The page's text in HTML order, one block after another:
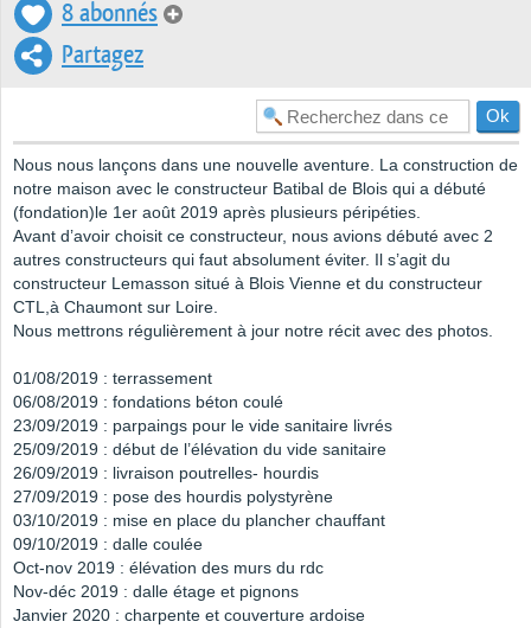
8 abonnés
Partagez
Nous nous lançons dans une nouvelle aventure. La construction de
notre maison avec le constructeur Batibal de Blois qui a débuté
(fondation)le 1er août 2019 après plusieurs péripéties.
Avant d’avoir choisit ce constructeur, nous avions débuté avec 2
autres constructeurs qui faut absolument éviter. Il s’agit du
constructeur Lemasson situé à Blois Vienne et du constructeur
CTL,à Chaumont sur Loire.
Nous mettrons régulièrement à jour notre récit avec des photos.
01/08/2019 : terrassement
06/08/2019 : fondations béton coulé
23/09/2019 : parpaings pour le vide sanitaire livrés
25/09/2019 : début de l’élévation du vide sanitaire
26/09/2019 : livraison poutrelles- hourdis
27/09/2019 : pose des hourdis polystyrène
03/10/2019 : mise en place du plancher chauffant
09/10/2019 : dalle coulée
Oct-nov 2019 : élévation des murs du rdc
Nov-déc 2019 : dalle étage et pignons
Janvier 2020 : charpente et couverture ardoise